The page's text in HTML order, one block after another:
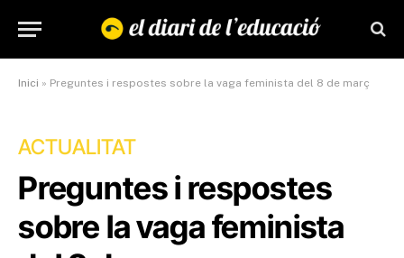
Inici » Preguntes i respostes sobre la vaga feminista del 8 de març
ACTUALITAT
Preguntes i respostes
sobre la vaga feminista